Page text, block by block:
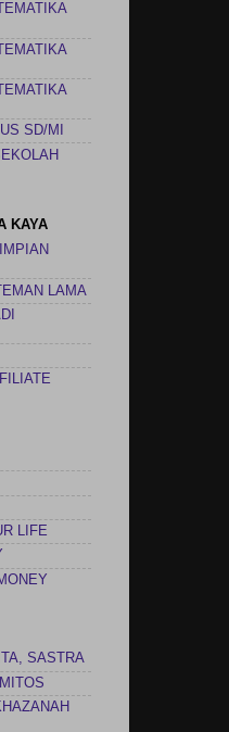
kita
SD/MI
KAYA
LAMA
LIFE
SASTRA